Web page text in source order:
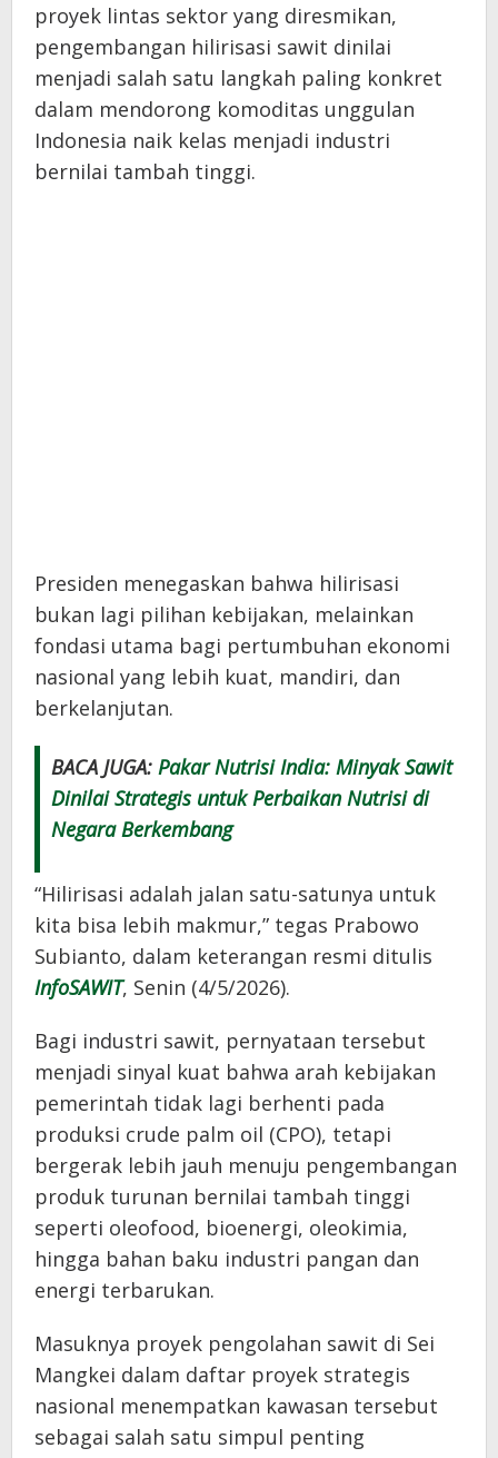
proyek lintas sektor yang diresmikan,
pengembangan hilirisasi sawit dinilai
menjadi salah satu langkah paling konkret
dalam mendorong komoditas unggulan
Indonesia naik kelas menjadi industri
bernilai tambah tinggi.
Presiden menegaskan bahwa hilirisasi
bukan lagi pilihan kebijakan, melainkan
fondasi utama bagi pertumbuhan ekonomi
nasional yang lebih kuat, mandiri, dan
berkelanjutan.
BACA JUGA: Pakar Nutrisi India: Minyak Sawit
Dinilai Strategis untuk Perbaikan Nutrisi di
Negara Berkembang
“Hilirisasi adalah jalan satu-satunya untuk
kita bisa lebih makmur,” tegas Prabowo
Subianto, dalam keterangan resmi ditulis
InfoSAWIT, Senin (4/5/2026).
Bagi industri sawit, pernyataan tersebut
menjadi sinyal kuat bahwa arah kebijakan
pemerintah tidak lagi berhenti pada
produksi crude palm oil (CPO), tetapi
bergerak lebih jauh menuju pengembangan
produk turunan bernilai tambah tinggi
seperti oleofood, bioenergi, oleokimia,
hingga bahan baku industri pangan dan
energi terbarukan.
Masuknya proyek pengolahan sawit di Sei
Mangkei dalam daftar proyek strategis
nasional menempatkan kawasan tersebut
sebagai salah satu simpul penting